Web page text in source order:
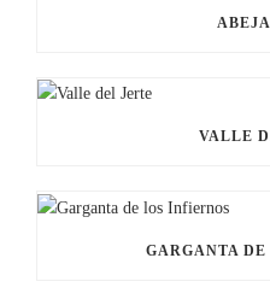
VALLE
GARGANTA